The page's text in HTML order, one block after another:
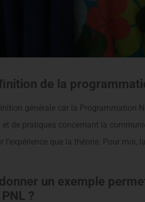
de la
générale car la Programmation
de pratiques concernant la
que la théorie. Pour moi,
un exemple
?